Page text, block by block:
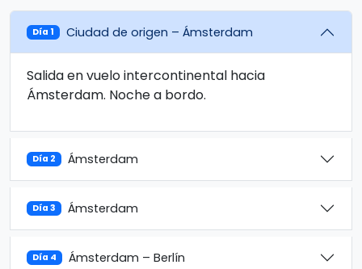
Día 1 Ciudad de origen – Ámsterdam
Salida en vuelo intercontinental hacia
Ámsterdam. Noche a bordo.
Día 2 Ámsterdam
Día 3 Ámsterdam
Día 4 Ámsterdam – Berlín